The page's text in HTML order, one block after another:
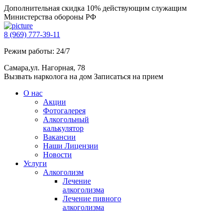
Дополнительная скидка 10% действующим служащим
Министерства обороны РФ
8 (969) 777-39-11
Режим работы: 24/7
Самара,ул. Нагорная, 78
Вызвать нарколога на дом Записаться на прием
О нас
Акции
Фотогалерея
Алкогольный
калькулятор
Вакансии
Наши Лицензии
Новости
Услуги
Алкоголизм
Лечение
алкоголизма
Лечение пивного
алкоголизма